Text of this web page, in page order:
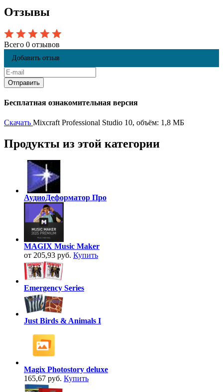
Отзывы
Всего 0 отзывов
Добавить отзыв
Бесплатная ознакомительная версия
Скачать Mixcraft Professional Studio 10, объём: 1,8 МБ
Продукты из этой категории
АудиоДеформатор Про
MAGIX Music Maker
от 205,93 руб. Купить
Emergency Series
Just Birds & Animals I
Magix Photostory deluxe
165,67 руб. Купить